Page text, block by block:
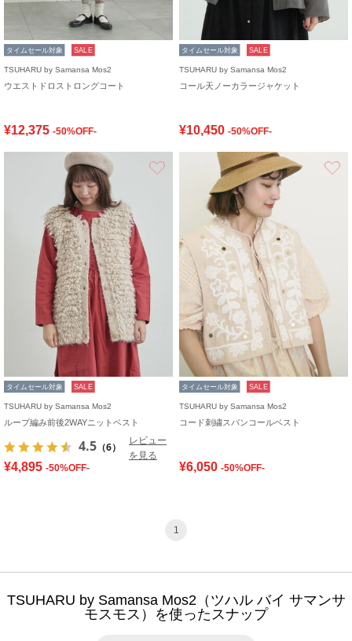
タイムセール対象 SALE
TSUHARU by Samansa Mos2
ウエストドロストロングコート
¥12,375 -50%OFF-
タイムセール対象 SALE
TSUHARU by Samansa Mos2
コール天ノーカラージャケット
¥10,450 -50%OFF-
お気に入り
タイムセール対象 SALE
TSUHARU by Samansa Mos2
ループ編み前後2WAYニットベスト
4.5 （6）
レビュー
を見る
¥4,895 -50%OFF-
タイムセール対象 SALE
TSUHARU by Samansa Mos2
コード刺繍スパンコールベスト
¥6,050 -50%OFF-
1
TSUHARU by Samansa Mos2（ツハル バイ サマンサ
モスモス）を使ったスナップ